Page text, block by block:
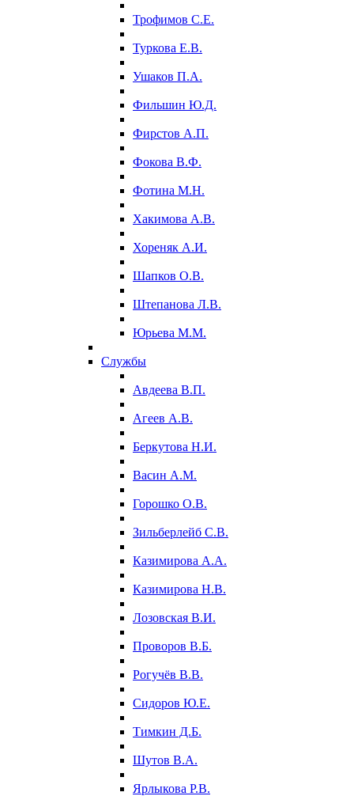
Трофимов С.Е.
Туркова Е.В.
Ушаков П.А.
Фильшин Ю.Д.
Фирстов А.П.
Фокова В.Ф.
Фотина М.Н.
Хакимова А.В.
Хореняк А.И.
Шапков О.В.
Штепанова Л.В.
Юрьева М.М.
Службы
Авдеева В.П.
Агеев А.В.
Беркутова Н.И.
Васин А.М.
Горошко О.В.
Зильберлейб С.В.
Казимирова А.А.
Казимирова Н.В.
Лозовская В.И.
Проворов В.Б.
Рогучёв В.В.
Сидоров Ю.Е.
Тимкин Д.Б.
Шутов В.А.
Ярлыкова Р.В.